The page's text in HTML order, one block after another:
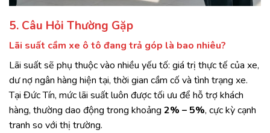
5. Câu Hỏi Thường Gặp
Lãi suất cầm xe ô tô đang trả góp là bao nhiêu?
Lãi suất sẽ phụ thuộc vào nhiều yếu tố: giá trị thực tế của xe,
dư nợ ngân hàng hiện tại, thời gian cầm cố và tình trạng xe.
Tại Đức Tín, mức lãi suất luôn được tối ưu để hỗ trợ khách
hàng, thường dao động trong khoảng 2% – 5%, cực kỳ cạnh
tranh so với thị trường.